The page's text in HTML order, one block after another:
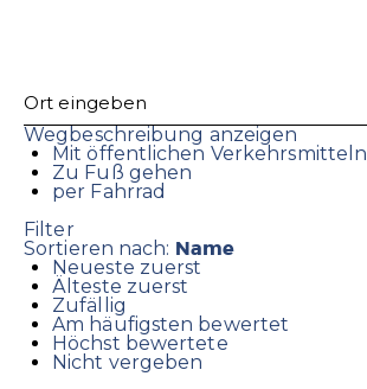
Wegbeschreibung anzeigen
Mit öffentlichen Verkehrsmitteln
Zu Fuß gehen
per Fahrrad
Filter
Sortieren nach: Name
Neueste zuerst
Älteste zuerst
Zufällig
Am häufigsten bewertet
Höchst bewertete
Nicht vergeben